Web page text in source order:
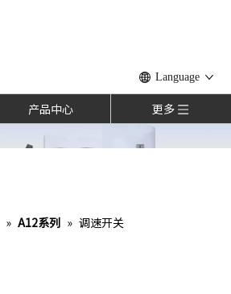
Language
产品中心 更多
» A12系列 » 调速开关